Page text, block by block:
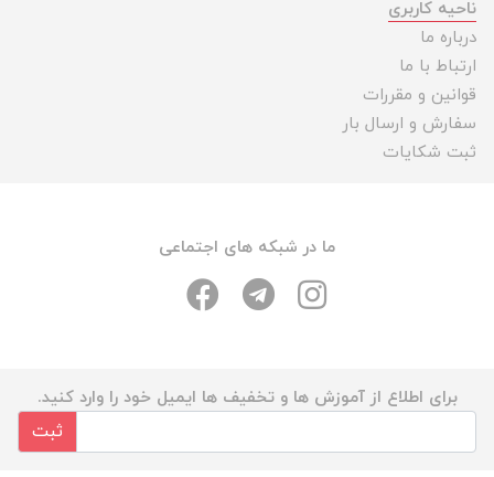
ناحیه کاربری
درباره ما
ارتباط با ما
قوانین و مقررات
سفارش و ارسال بار
ثبت شکایات
ما در شبکه های اجتماعی
برای اطلاع از آموزش ها و تخفیف ها ایمیل خود را وارد کنید.
ثبت